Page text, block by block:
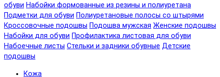
обуви Набойки формованные из резины и полиуретана
Подметки для обуви Полиуретановые полосы со штырями
Кроссовочные подошвы Подошва мужская Женские подошвы
Набойки для обуви Профилактика листовая для обуви
Набоечные листы Стельки и задники обувные Детские
подошвы
Кожа